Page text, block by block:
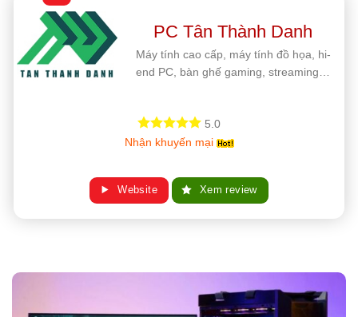
PC Tân Thành Danh
Máy tính cao cấp, máy tính đồ họa, hi-
end PC, bàn ghế gaming, streaming…
5.0
Nhận khuyến mại
Website Xem review